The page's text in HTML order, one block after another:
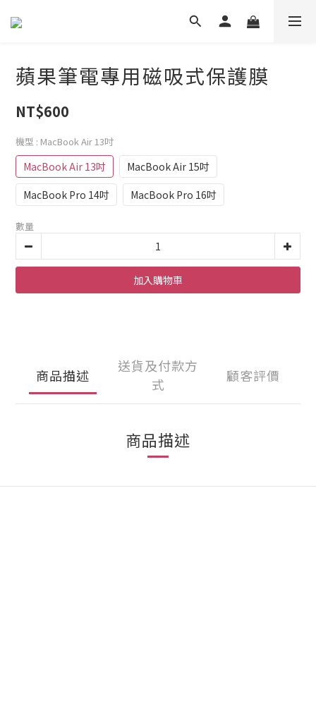
蘋果筆電專用磁吸式保護膜
NT$600
機型 : MacBook Air 13吋
MacBook Air 13吋
MacBook Air 15吋
MacBook Pro 14吋
MacBook Pro 16吋
數量
加入購物車
商品描述
送貨及付款方
式
顧客評價
商品描述